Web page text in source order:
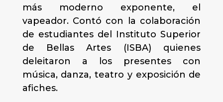
más moderno exponente, el
vapeador. Contó con la colaboración
de estudiantes del Instituto Superior
de Bellas Artes (ISBA) quienes
deleitaron a los presentes con
música, danza, teatro y exposición de
afiches.